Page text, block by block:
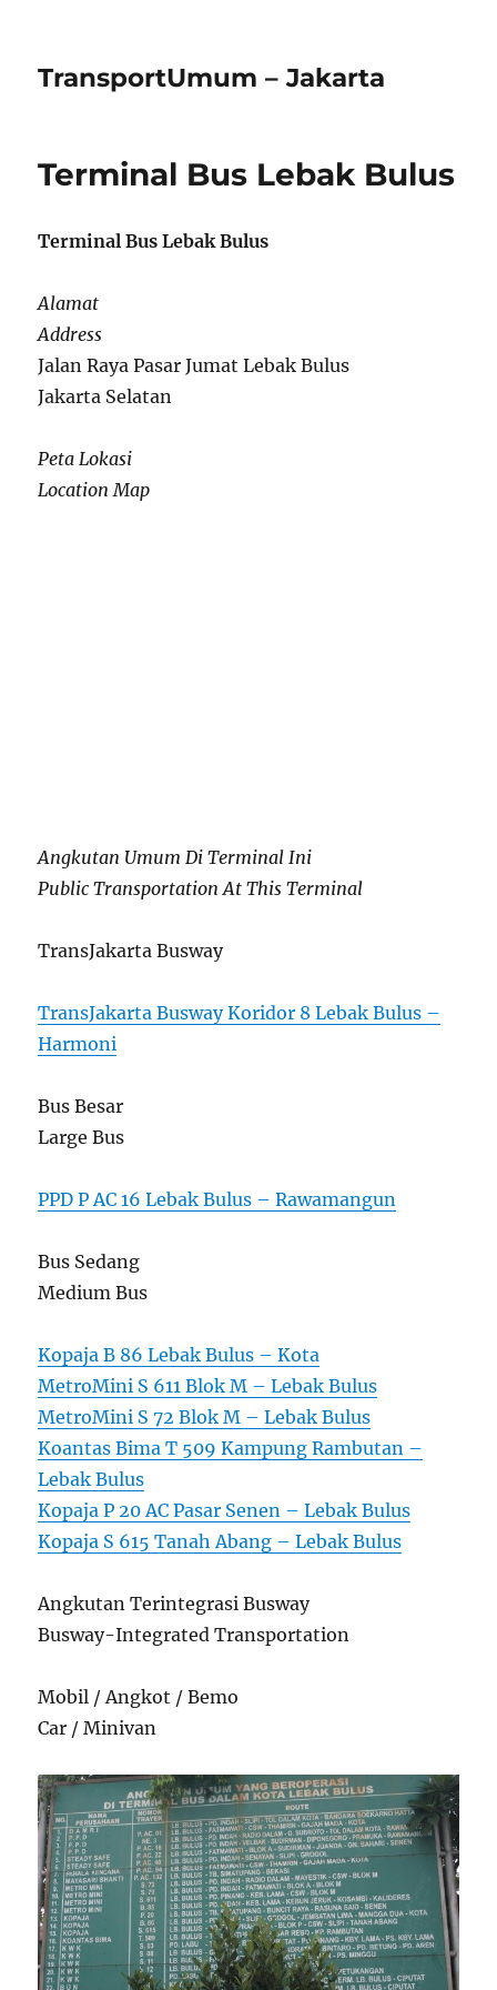
TransportUmum – Jakarta
Terminal Bus Lebak Bulus
Terminal Bus Lebak Bulus
Alamat
Address
Jalan Raya Pasar Jumat Lebak Bulus
Jakarta Selatan
Peta Lokasi
Location Map
Angkutan Umum Di Terminal Ini
Public Transportation At This Terminal
TransJakarta Busway
TransJakarta Busway Koridor 8 Lebak Bulus –
Harmoni
Bus Besar
Large Bus
PPD P AC 16 Lebak Bulus – Rawamangun
Bus Sedang
Medium Bus
Kopaja B 86 Lebak Bulus – Kota
MetroMini S 611 Blok M – Lebak Bulus
MetroMini S 72 Blok M – Lebak Bulus
Koantas Bima T 509 Kampung Rambutan –
Lebak Bulus
Kopaja P 20 AC Pasar Senen – Lebak Bulus
Kopaja S 615 Tanah Abang – Lebak Bulus
Angkutan Terintegrasi Busway
Busway-Integrated Transportation
Mobil / Angkot / Bemo
Car / Minivan